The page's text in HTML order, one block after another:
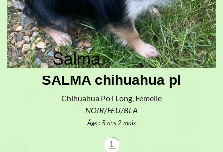
SALMA chihuahua pl
Chihuahua Poil Long, Femelle
NOIR/FEU/BLA
Âge : 5 ans 2 mois